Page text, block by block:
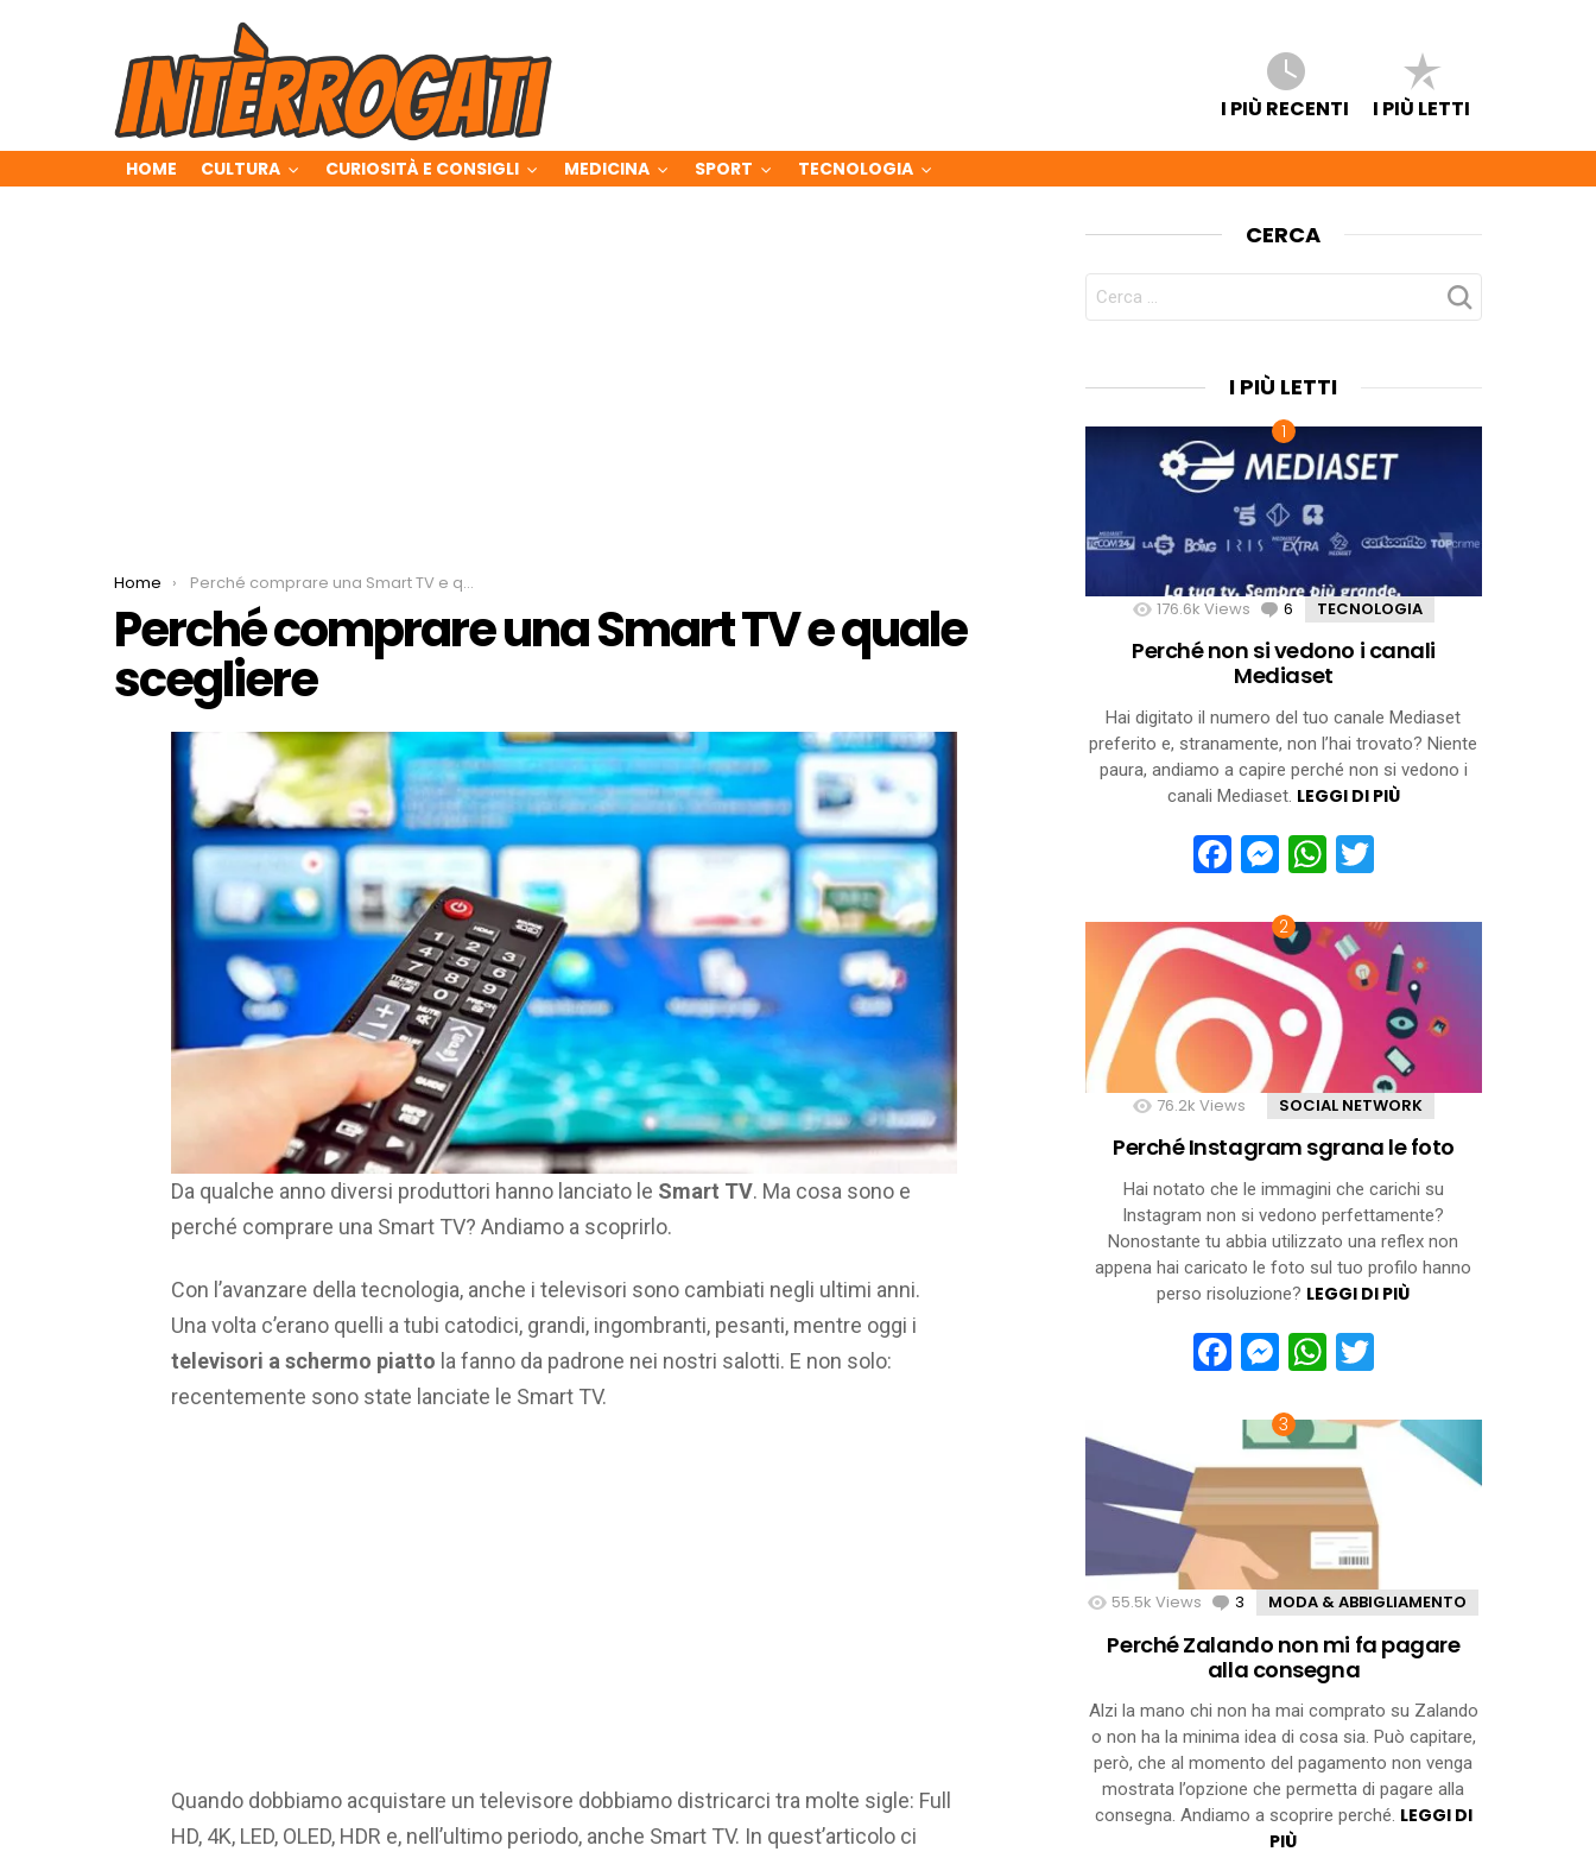
I PIÙ RECENTI I PIÙ LETTI
HOME CULTURA CURIOSITÀ E CONSIGLI MEDICINA SPORT TECNOLOGIA
You are here:
Home Perché comprare una Smart TV e quale scegliere
Perché comprare una Smart TV e quale
scegliere
Da qualche anno diversi produttori hanno lanciato le Smart TV. Ma cosa sono e
perché comprare una Smart TV? Andiamo a scoprirlo.
Con l’avanzare della tecnologia, anche i televisori sono cambiati negli ultimi anni.
Una volta c’erano quelli a tubi catodici, grandi, ingombranti, pesanti, mentre oggi i
televisori a schermo piatto la fanno da padrone nei nostri salotti. E non solo:
recentemente sono state lanciate le Smart TV.
Quando dobbiamo acquistare un televisore dobbiamo districarci tra molte sigle: Full
HD, 4K, LED, OLED, HDR e, nell’ultimo periodo, anche Smart TV. In quest’articolo ci
CERCA
CERCA
PER:
I PIÙ LETTI
176.6k Views 6 Comments
TECNOLOGIA
Perché non si vedono i canali
Mediaset
Hai digitato il numero del tuo canale Mediaset
preferito e, stranamente, non l’hai trovato? Niente
paura, andiamo a capire perché non si vedono i
canali Mediaset. LEGGI DI PIÙ
Facebook
Messenger
WhatsApp
76.2k Views SOCIAL NETWORK
Perché Instagram sgrana le foto
Hai notato che le immagini che carichi su
Instagram non si vedono perfettamente?
Nonostante tu abbia utilizzato una reflex non
appena hai caricato le foto sul tuo profilo hanno
perso risoluzione? LEGGI DI PIÙ
Facebook
Messenger
WhatsApp
Twitter
55.5k Views 3 Comments
MODA & ABBIGLIAMENTO
Perché Zalando non mi fa pagare
alla consegna
Alzi la mano chi non ha mai comprato su Zalando
o non ha la minima idea di cosa sia. Può capitare,
però, che al momento del pagamento non venga
mostrata l’opzione che permetta di pagare alla
consegna. Andiamo a scoprire perché. LEGGI DI
PIÙ